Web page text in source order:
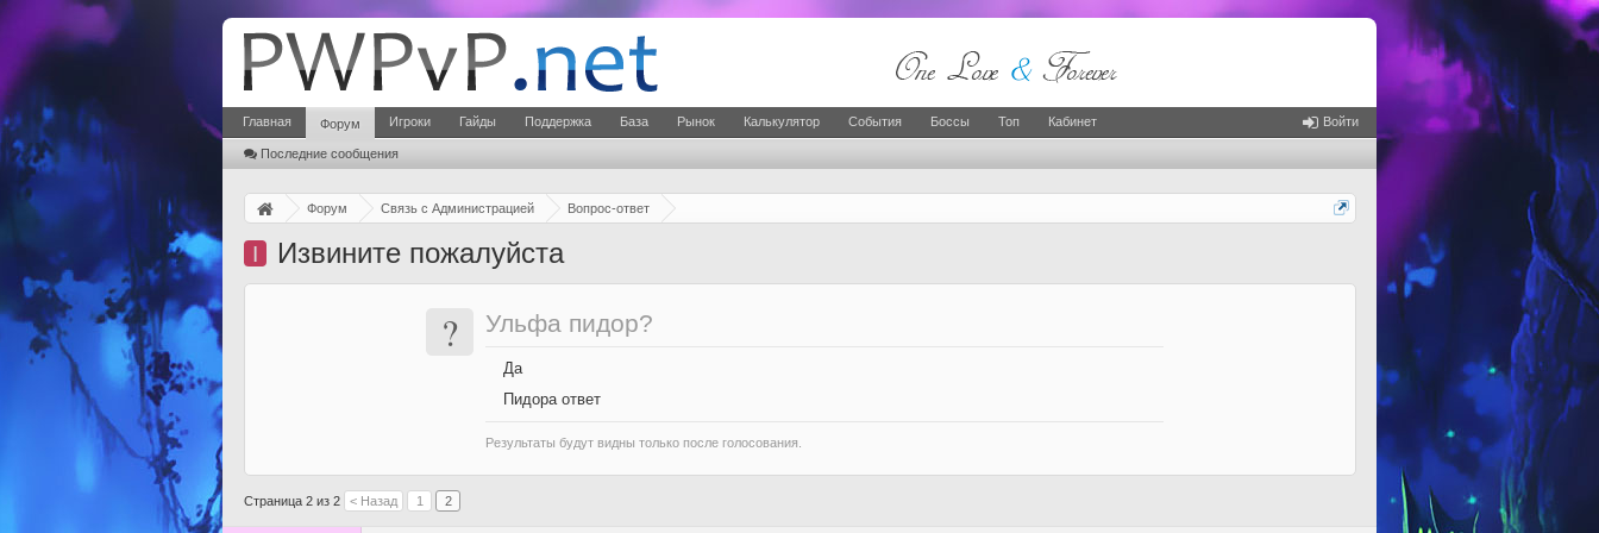
Главная Форум
Последние сообщения
Игроки Гайды Поддержка База Рынок Калькулятор События Боссы Топ Кабинет Войти
Форум Связь с Администрацией Вопрос-ответ
I Извините пожалуйста
? Ульфа пидор?
Да
Пидора ответ
Результаты будут видны только после голосования.
Страница 2 из 2 < Назад 1 2